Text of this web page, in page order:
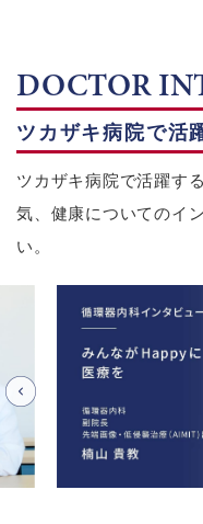
DOCTOR
ツカザキ病院で活
ツカザキ病院で活躍す
気、健康についてのイ
い。